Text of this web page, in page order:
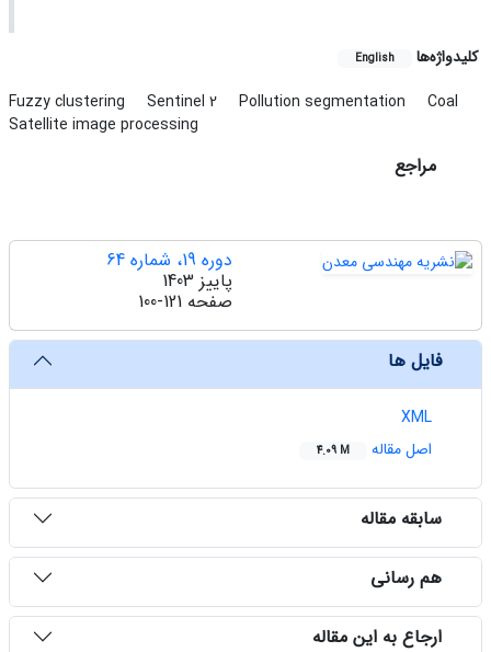
کلیدواژه‌ها English
Fuzzy clustering Sentinel 2 Pollution segmentation
Coal
Satellite image processing
مراجع
دوره 19، شماره 64
پاییز 1403
صفحه 100-121
فایل ها
XML
اصل مقاله
4.09 M
سابقه مقاله
هم رسانی
ارجاع به این مقاله